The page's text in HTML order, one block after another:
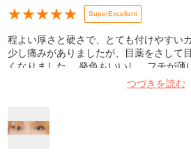
★★★★★ SuperExcellent
程よい厚さと硬さで、とても付けやすい
少し痛みがありましたが、目薬をさして
くなりました。 発色もいいし、フチが薄
コンでした! 比較的ナチュラルなので、
だと思います。 またリピートしたいです。
つづきを読む